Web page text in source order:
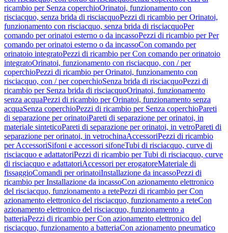
ricambio per Senza coperchioOrinatoi, funzionamento con
risciacquo, senza brida di risciacquoPezzi di ricambio per Orinatoi,
funzionamento con risciacquo, senza brida di risciacquoPer
comando per orinatoi esterno o da incassoPezzi di ricambio per Per
comando per orinatoi esterno o da incassoCon comando per
orinatoio integratoPezzi di ricambio per Con comando per orinatoio
integratoOrinatoi, funzionamento con risciacquo, con / per
coperchioPezzi di ricambio per Orinatoi, funzionamento con
risciacquo, con / per coperchioSenza brida di risciacquoPezzi di
ricambio per Senza brida di risciacquoOrinatoi, funzionamento
senza acquaPezzi di ricambio per Orinatoi, funzionamento senza
acquaSenza coperchioPezzi di ricambio per Senza coperchioPareti
di separazione per orinatoiPareti di separazione per orinatoi, in
materiale sinteticoPareti di separazione per orinatoi, in vetroPareti di
separazione per orinatoi, in vetrochinaAccessoriPezzi di ricambio
per AccessoriSifoni e accessori sifoneTubi di risciacquo, curve di
risciacquo e adattatoriPezzi di ricambio per Tubi di risciacquo, curve
di risciacquo e adattatoriAccessori per erogatoreMateriale di
fissaggioComandi per orinatoiInstallazione da incassoPezzi di
ricambio per Installazione da incassoCon azionamento elettronico
del risciacquo, funzionamento a retePezzi di ricambio per Con
azionamento elettronico del risciacquo, funzionamento a reteCon
azionamento elettronico del risciacquo, funzionamento a
batteriaPezzi di ricambio per Con azionamento elettronico del
risciacquo, funzionamento a batteriaCon azionamento pneumatico